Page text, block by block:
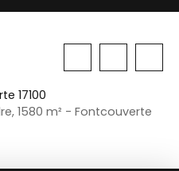
17100
1580 m² - Fontcouverte